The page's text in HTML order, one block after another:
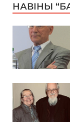
НАВІНЫ